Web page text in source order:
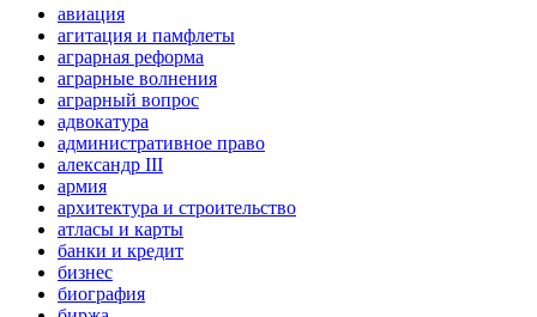
авиация
агитация и памфлеты
аграрная реформа
аграрные волнения
аграрный вопрос
адвокатура
административное право
александр III
армия
архитектура и строительство
атласы и карты
банки и кредит
бизнес
биография